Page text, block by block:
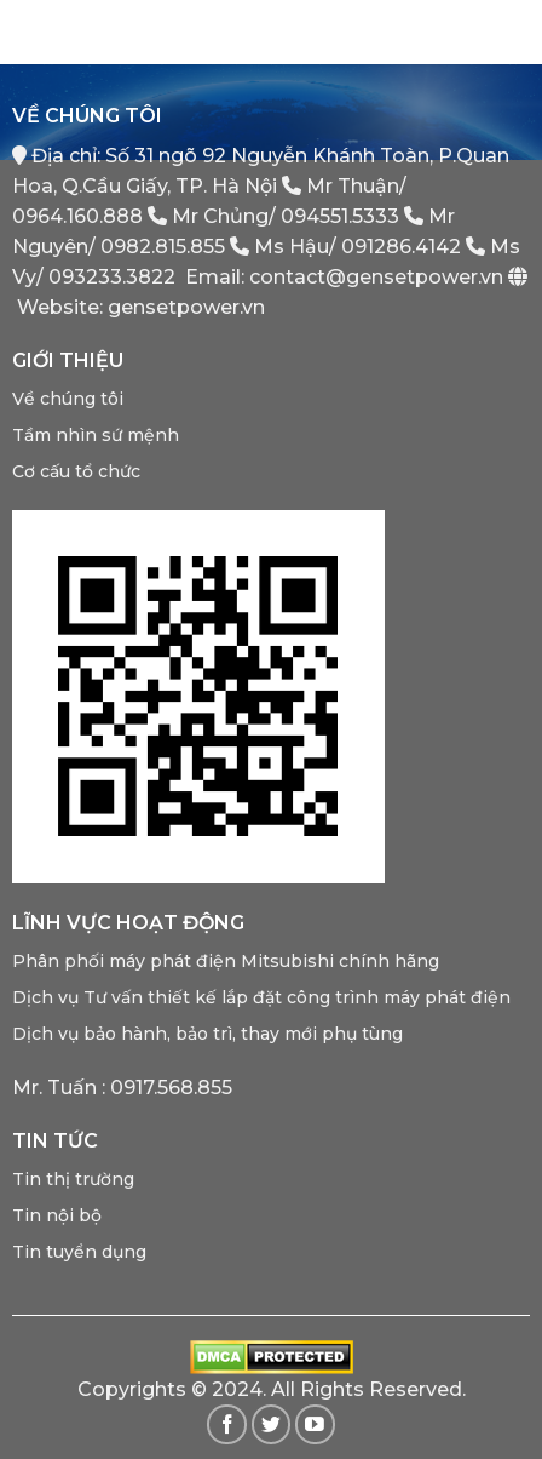
Minh
Sao
Phát
Phòng
Bắt
Phải
Có?
VỀ CHÚNG TÔI
Địa chỉ: Số 31 ngõ 92 Nguyễn Khánh Toàn, P.Quan
Hoa, Q.Cầu Giấy, TP. Hà Nội
Mr Thuận/
0964.160.888
Mr Chủng/ 094551.5333
Mr
Nguyên/ 0982.815.855 Ms Hậu/ 091286.4142
Ms
Vy/ 093233.3822 Email: contact@gensetpower.vn
Website: gensetpower.vn
GIỚI THIỆU
Về chúng tôi
Tầm nhìn sứ mệnh
Cơ cấu tổ chức
LĨNH VỰC HOẠT ĐỘNG
Phân phối máy phát điện Mitsubishi chính hãng
Dịch vụ Tư vấn thiết kế lắp đặt công trình máy phát điện
Dịch vụ bảo hành, bảo trì, thay mới phụ tùng
Mr. Tuấn : 0917.568.855
TIN TỨC
Tin thị trường
Tin nội bộ
Tin tuyển dụng
Copyrights © 2024. All Rights Reserved.